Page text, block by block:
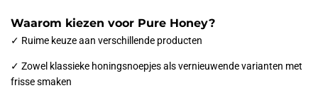
Waarom kiezen voor Pure Honey?
✓ Ruime keuze aan verschillende producten
✓ Zowel klassieke honingsnoepjes als vernieuwende varianten met
frisse smaken